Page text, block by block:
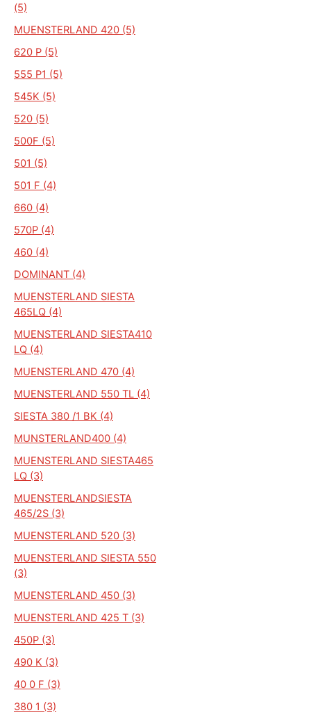
(5)
MUENSTERLAND 420 (5)
620 P (5)
555 P1 (5)
545K (5)
520 (5)
500F (5)
501 (5)
501 F (4)
660 (4)
570P (4)
460 (4)
DOMINANT (4)
MUENSTERLAND SIESTA
465LQ (4)
MUENSTERLAND SIESTA410
LQ (4)
MUENSTERLAND 470 (4)
MUENSTERLAND 550 TL (4)
SIESTA 380 /1 BK (4)
MUNSTERLAND400 (4)
MUENSTERLAND SIESTA465
LQ (3)
MUENSTERLANDSIESTA
465/2S (3)
MUENSTERLAND 520 (3)
MUENSTERLAND SIESTA 550
(3)
MUENSTERLAND 450 (3)
MUENSTERLAND 425 T (3)
450P (3)
490 K (3)
40 0 F (3)
380 1 (3)